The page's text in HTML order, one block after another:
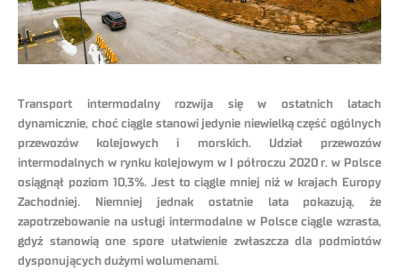
Transport intermodalny rozwija się w ostatnich latach
dynamicznie, choć ciągle stanowi jedynie niewielką część ogólnych
przewozów kolejowych i morskich. Udział przewozów
intermodalnych w rynku kolejowym w I półroczu 2020 r. w Polsce
osiągnął poziom 10,3%. Jest to ciągle mniej niż w krajach Europy
Zachodniej. Niemniej jednak ostatnie lata pokazują, że
zapotrzebowanie na usługi intermodalne w Polsce ciągle wzrasta,
gdyż stanowią one spore ułatwienie zwłaszcza dla podmiotów
dysponujących dużymi wolumenami.